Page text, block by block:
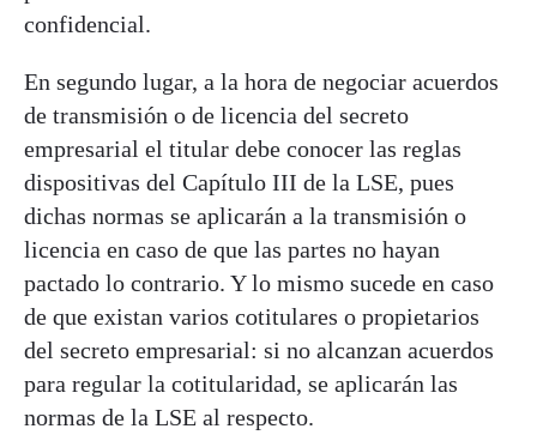
confidencial.
En segundo lugar, a la hora de negociar acuerdos
de transmisión o de licencia del secreto
empresarial el titular debe conocer las reglas
dispositivas del Capítulo III de la LSE, pues
dichas normas se aplicarán a la transmisión o
licencia en caso de que las partes no hayan
pactado lo contrario. Y lo mismo sucede en caso
de que existan varios cotitulares o propietarios
del secreto empresarial: si no alcanzan acuerdos
para regular la cotitularidad, se aplicarán las
normas de la LSE al respecto.